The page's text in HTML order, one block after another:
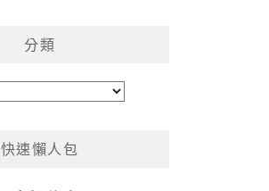
分類
快速懶人包